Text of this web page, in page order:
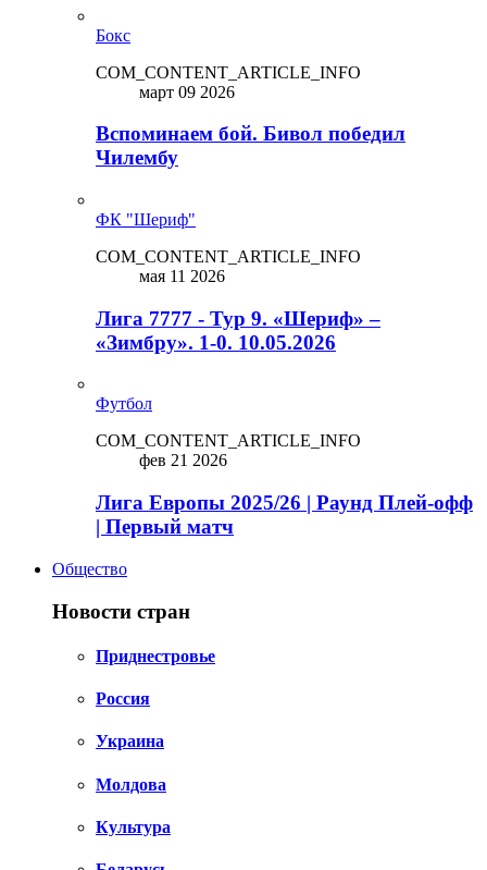
Бокс
COM_CONTENT_ARTICLE_INFO
март 09 2026
Вспоминаем бой. Бивол победил
Чилембу
ФК "Шериф"
COM_CONTENT_ARTICLE_INFO
мая 11 2026
Лига 7777 - Тур 9. «Шериф» –
«Зимбру». 1-0. 10.05.2026
Футбол
COM_CONTENT_ARTICLE_INFO
фев 21 2026
Лига Европы 2025/26 | Раунд Плей-офф
| Первый матч
Общество
Новости стран
Приднестровье
Россия
Украина
Молдова
Культура